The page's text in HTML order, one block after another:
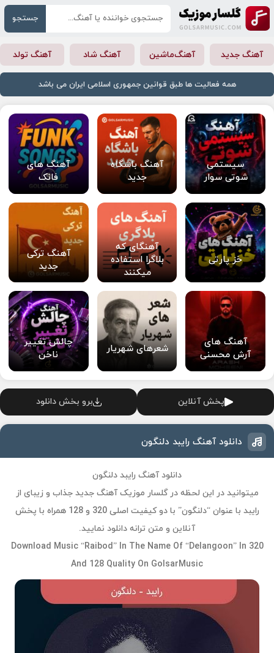
جستجو
آهنگ جدید آهنگ‌ماشین آهنگ شاد آهنگ تولد
همه فعالیت ها طبق قوانین جمهوری اسلامی ایران می باشد
سیستمی
شوتی سوار
آهنگ باشگاه
جدید
آهنگ های
فانک
خز پارتی
آهنگای که
بلاگرا استفاده
میکنند
آهنگ ترکی
جدید
آهنگ های
آرش محسنی
شعرهای شهریار
چالش تغییر
ناخن
پخش آنلاین برو بخش دانلود
دانلود آهنگ رایبد دلنگون
دانلود آهنگ رایبد دلنگون
میتوانید در این لحظه در گلسار موزیک آهنگ جدید جذاب و زیبای از
رایبد با عنوان “دلنگون” با دو کیفیت اصلی 320 و 128 همراه با پخش
آنلاین و متن ترانه دانلود نمایید.
Download Music “Raibod” In The Name Of “Delangoon” In 320
And 128 Quality On GolsarMusic